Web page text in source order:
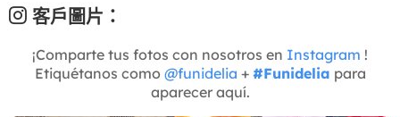
客戶圖片：
¡Comparte tus fotos con nosotros en Instagram !
Etiquétanos como @funidelia + #Funidelia para
aparecer aquí.